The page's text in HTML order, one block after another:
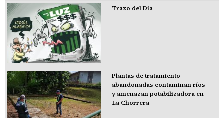
Trazo del Día
Plantas de tratamiento
abandonadas contaminan ríos
y amenazan potabilizadora en
La Chorrera